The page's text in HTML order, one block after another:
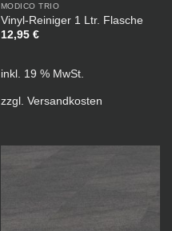
MODICO TRIO
Vinyl-Reiniger 1 Ltr. Flasche
12,95 €
inkl. 19 % MwSt.
zzgl. Versandkosten